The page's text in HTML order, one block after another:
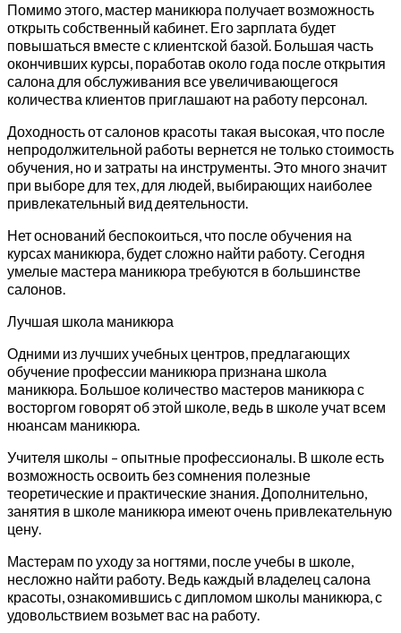
Помимо этого, мастер маникюра получает возможность
открыть собственный кабинет. Его зарплата будет
повышаться вместе с клиентской базой. Большая часть
окончивших курсы, поработав около года после открытия
салона для обслуживания все увеличивающегося
количества клиентов приглашают на работу персонал.
Доходность от салонов красоты такая высокая, что после
непродолжительной работы вернется не только стоимость
обучения, но и затраты на инструменты. Это много значит
при выборе для тех, для людей, выбирающих наиболее
привлекательный вид деятельности.
Нет оснований беспокоиться, что после обучения на
курсах маникюра, будет сложно найти работу. Сегодня
умелые мастера маникюра требуются в большинстве
салонов.
Лучшая школа маникюра
Одними из лучших учебных центров, предлагающих
обучение профессии маникюра признана школа
маникюра. Большое количество мастеров маникюра с
восторгом говорят об этой школе, ведь в школе учат всем
нюансам маникюра.
Учителя школы – опытные профессионалы. В школе есть
возможность освоить без сомнения полезные
теоретические и практические знания. Дополнительно,
занятия в школе маникюра имеют очень привлекательную
цену.
Мастерам по уходу за ногтями, после учебы в школе,
несложно найти работу. Ведь каждый владелец салона
красоты, ознакомившись с дипломом школы маникюра, с
удовольствием возьмет вас на работу.